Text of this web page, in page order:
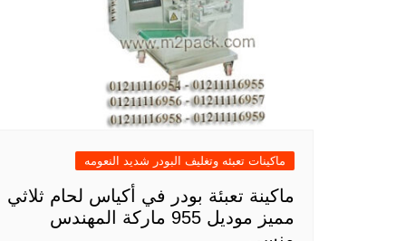
ماكينات تعبئه وتغليف البودر شديد النعومه
ماكينة تعبئة بودر في أكياس لحام ثلاثي
مميز موديل 955 ماركة المهندس